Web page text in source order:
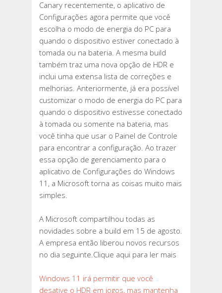
JOGOS,
MAS
MANTENHA
ATIVO
EM
VÍDEOS
DE
STREAMING
Canary recentemente, o aplicativo de
Configurações agora permite que você
escolha o modo de energia do PC para
quando o dispositivo estiver conectado à
tomada ou na bateria. A mesma build
também traz uma nova opção de HDR e
inclui uma extensa lista de correções e
melhorias. Anteriormente, já era possível
customizar o modo de energia do PC para
quando o dispositivo estivesse conectado
à tomada ou somente na bateria, mas
você tinha que usar o Painel de Controle
para encontrar a configuração. Ao trazer
essa opção de gerenciamento para o
aplicativo de Configurações do Windows
11, a Microsoft torna as coisas muito mais
simples.
A Microsoft compartilhou todas as
novidades sobre a build em 15 de agosto.
A empresa então liberou novos recursos
no dia seguinte.Clique aqui para ler mais
Windows 11 irá permitir que você
desative o HDR em jogos, mas mantenha